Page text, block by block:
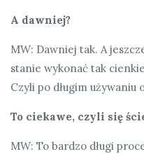
A dawniej?
MW: Dawniej tak. A
stanie wykonać tak
Czyli po długim używaniu
To ciekawe, czyli się
MW: To bardzo długi